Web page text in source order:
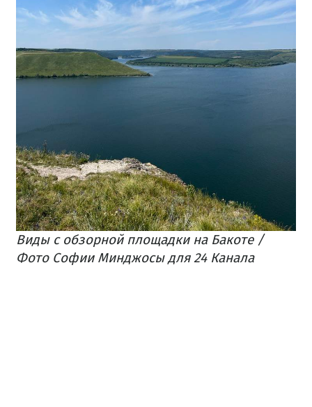
Виды с обзорной площадки на Бакоте /
Фото Софии Минджосы для 24 Канала